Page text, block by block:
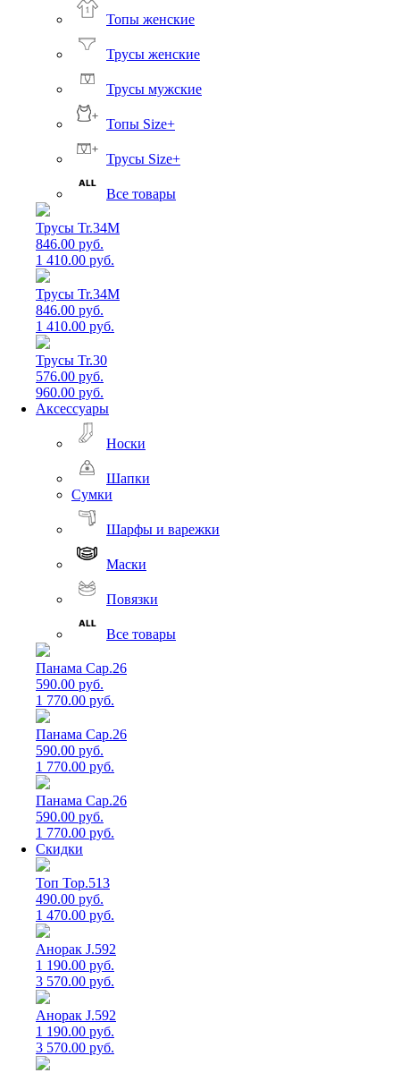
Топы женские
Трусы женские
Трусы мужские
Топы Size+
Трусы Size+
Все товары
Трусы Tr.34M
846.00 руб.
1 410.00 руб.
Трусы Tr.34M
846.00 руб.
1 410.00 руб.
Трусы Tr.30
576.00 руб.
960.00 руб.
Аксессуары
Носки
Шапки
Сумки
Шарфы и варежки
Маски
Повязки
Все товары
Панама Cap.26
590.00 руб.
1 770.00 руб.
Панама Cap.26
590.00 руб.
1 770.00 руб.
Панама Cap.26
590.00 руб.
1 770.00 руб.
Скидки
Топ Top.513
490.00 руб.
1 470.00 руб.
Анорак J.592
1 190.00 руб.
3 570.00 руб.
Анорак J.592
1 190.00 руб.
3 570.00 руб.